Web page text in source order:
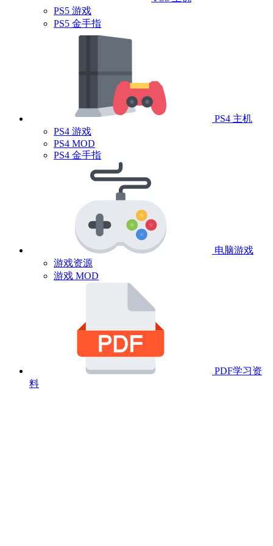
PS5 游戏
PS5 金手指
PS4 主机
PS4 游戏
PS4 MOD
PS4 金手指
电脑游戏
游戏资源
游戏 MOD
PDF学习资
料